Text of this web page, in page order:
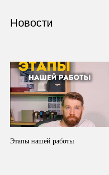
Новости
Этапы нашей работы